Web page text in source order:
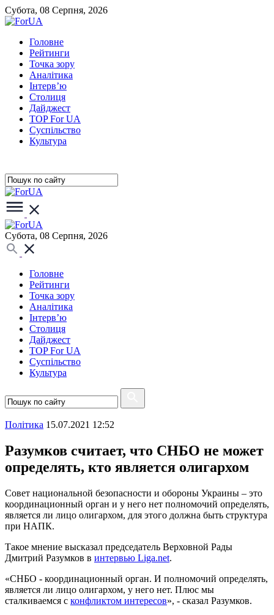
Субота, 08 Серпня, 2026
Головне
Рейтинги
Точка зору
Аналітика
Інтерв’ю
Столиця
Дайджест
TOP For UA
Суспiльство
Культура
Субота, 08 Серпня, 2026
Головне
Рейтинги
Точка зору
Аналітика
Інтерв’ю
Столиця
Дайджест
TOP For UA
Суспiльство
Культура
Полiтика 15.07.2021 12:52
Разумков считает, что СНБО не может
определять, кто является олигархом
Совет национальной безопасности и обороны Украины – это
координационный орган и у него нет полномочий определять,
является ли лицо олигархом, для этого должна быть структура
при НАПК.
Такое мнение высказал председатель Верховной Рады
Дмитрий Разумков в интервью Liga.net.
«СНБО - координационный орган. И полномочий определять,
является ли лицо олигархом, у него нет. Плюс мы
сталкиваемся с конфликтом интересов», - сказал Разумков.